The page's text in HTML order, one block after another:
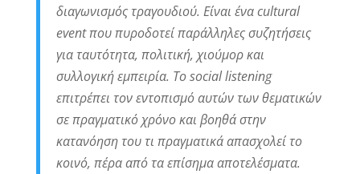
διαγωνισμός τραγουδιού. Είναι ένα cultural
event που πυροδοτεί παράλληλες συζητήσεις
για ταυτότητα, πολιτική, χιούμορ και
συλλογική εμπειρία. Το social listening
επιτρέπει τον εντοπισμό αυτών των θεματικών
σε πραγματικό χρόνο και βοηθά στην
κατανόηση του τι πραγματικά απασχολεί το
κοινό, πέρα από τα επίσημα αποτελέσματα.